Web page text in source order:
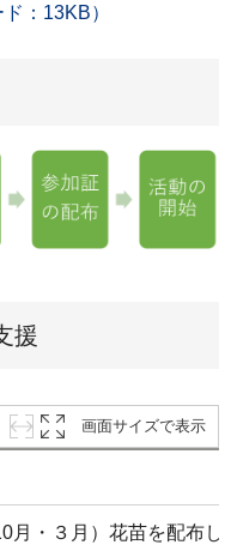
：13KB）
援
画面サイズで表示
月・３月）花苗を配布し